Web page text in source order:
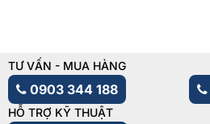
TƯ VẤN - MUA HÀNG
0903 344 188
HỖ TRỢ KỸ THUẬT